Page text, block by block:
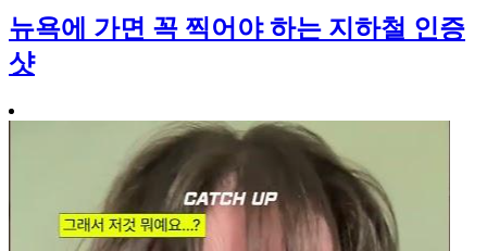
뉴욕에 가면 꼭 찍어야 하는 지하철 인증
샷